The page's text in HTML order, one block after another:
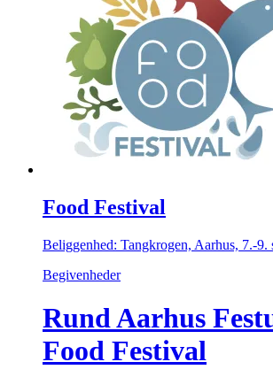
Food Festival
Beliggenhed: Tangkrogen, Aarhus, 7.-9.
Begivenheder
Rund Aarhus
Food Festival